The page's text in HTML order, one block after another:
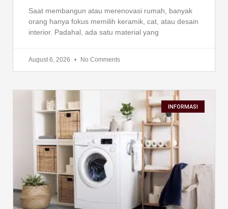
Saat membangun atau merenovasi rumah, banyak
orang hanya fokus memilih keramik, cat, atau desain
interior. Padahal, ada satu material yang
August 6, 2026 No Comments
INFORMASI